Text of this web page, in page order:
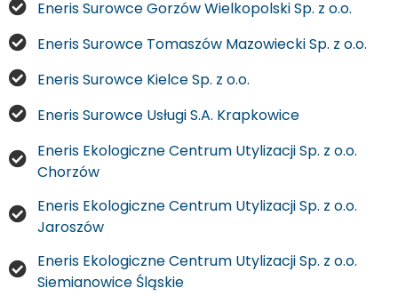
Eneris Surowce Gorzów Wielkopolski Sp. z o.o.
Eneris Surowce Tomaszów Mazowiecki Sp. z o.o.
Eneris Surowce Kielce Sp. z o.o.
Eneris Surowce Usługi S.A. Krapkowice
Eneris Ekologiczne Centrum Utylizacji Sp. z o.o.
Chorzów
Eneris Ekologiczne Centrum Utylizacji Sp. z o.o.
Jaroszów
Eneris Ekologiczne Centrum Utylizacji Sp. z o.o.
Siemianowice Śląskie